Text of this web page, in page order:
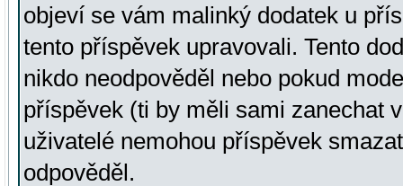
objeví se vám malinký dodatek u
tento příspěvek upravovali. Tento
nikdo neodpověděl nebo pokud
příspěvek (ti by měli sami zanechat
uživatelé nemohou příspěvek
odpověděl.